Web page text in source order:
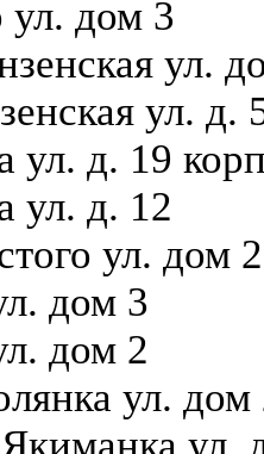
ул. дом 3
ул.
ул. д.
ул. д. 19
ул. д. 12
ул. дом
дом 3
дом 2
ул. дом